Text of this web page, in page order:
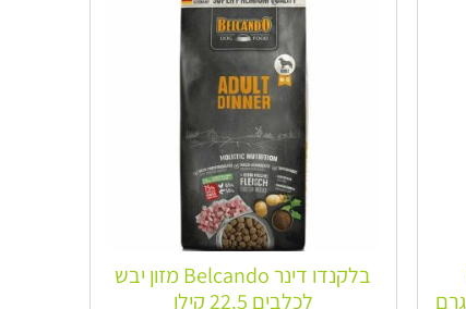
בלקנדו דינר Belcando מזון יבש
לכלבים 22.5 קילו